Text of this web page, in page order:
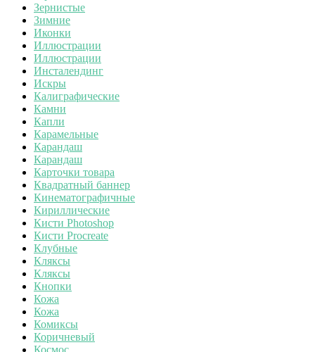
Зернистые
Зимние
Иконки
Иллюстрации
Иллюстрации
Инсталендинг
Искры
Калиграфические
Камни
Капли
Карамельные
Карандаш
Карандаш
Карточки товара
Квадратный баннер
Кинематографичные
Кириллические
Кисти Photoshop
Кисти Procreate
Клубные
Кляксы
Кляксы
Кнопки
Кожа
Кожа
Комиксы
Коричневый
Космос